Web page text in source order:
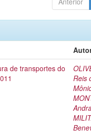
de transportes do
Reis